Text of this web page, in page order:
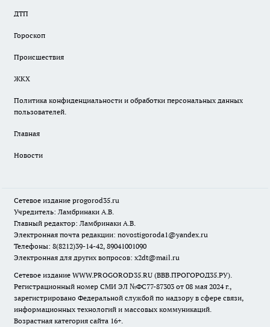
ДТП
Гороскоп
Происшествия
ЖКХ
Политика конфиденциальности и обработки персональных данных
пользователей.
Главная
Новости
Сетевое издание progorod35.ru
Учредитель: Ламбринаки А.В.
Главный редактор: Ламбринаки А.В.
Электронная почта редакции: novostigoroda1@yandex.ru
Телефоны: 8(8212)39-14-42, 89041001090
Электронная для других вопросов: x2dt@mail.ru
Сетевое издание WWW.PROGOROD35.RU (ВВВ.ПРОГОРОД35.РУ).
Регистрационный номер СМИ ЭЛ №ФС77-87303 от 08 мая 2024 г.,
зарегистрировано Федеральной службой по надзору в сфере связи,
информационных технологий и массовых коммуникаций.
Возрастная категория сайта 16+.